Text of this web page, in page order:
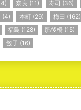
奈良 (11) 寿司 (36)
(4) 本町 (29) 梅田 (162)
福島 (128) 肥後橋 (15)
餃子 (16)